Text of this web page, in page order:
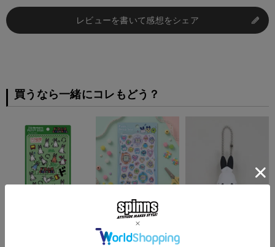
レビューを書いて感想をシェア
買うなら一緒にコレもどう？
≪たまごっち≫プチドロ
ップシール＜メール便対
応＞